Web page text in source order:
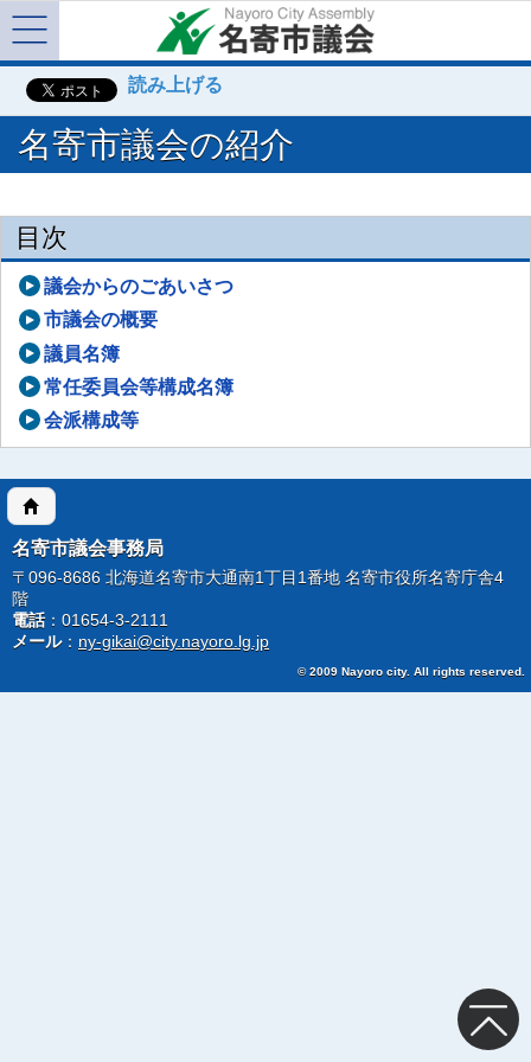
Menu
読み上げる
名寄市議会の紹介
目次
議会からのごあいさつ
市議会の概要
議員名簿
常任委員会等構成名簿
会派構成等
名寄市議会事務局
〒096-8686 北海道名寄市大通南1丁目1番地 名寄市役所名寄庁舎4
階
電話：01654-3-2111
メール： ny-gikai@city.nayoro.lg.jp
© 2009 Nayoro city. All rights reserved.